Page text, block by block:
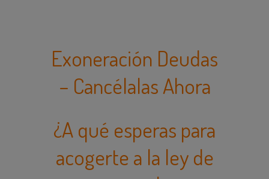
Exoneración Deudas
– Cancélalas Ahora
¿A qué esperas para
acogerte a la ley de